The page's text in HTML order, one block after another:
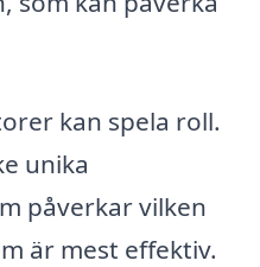
kan spela roll.
unika
påverkar vilken
är mest effektiv.